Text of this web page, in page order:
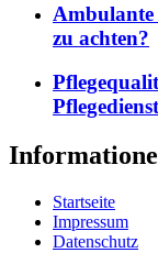
zu achten?
Startseite
Impressum
Datenschutz